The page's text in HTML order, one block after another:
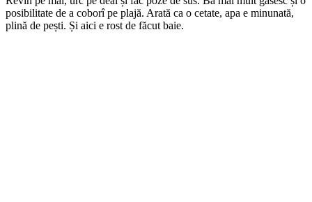
posibilitate de a coborî pe plajă. Arată ca o cetate, apa e minunată,
plină de pești. Și aici e rost de făcut baie.